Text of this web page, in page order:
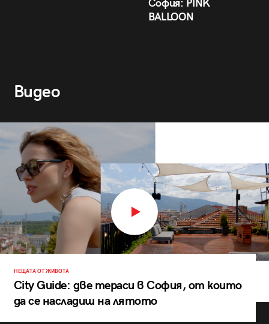
София: PINK
BALLOON
Видео
НЕЩАТА ОТ ЖИВОТА
City Guide: две тераси в София, от които
да се насладиш на лятото